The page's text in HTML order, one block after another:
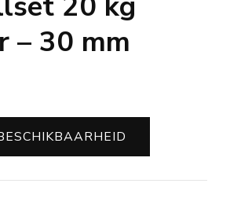
– 30 mm